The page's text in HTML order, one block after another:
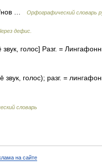
нов … Орфографический словарь
дефис.
голос] Разг. =
голос); разг. =
словарь
на сайте